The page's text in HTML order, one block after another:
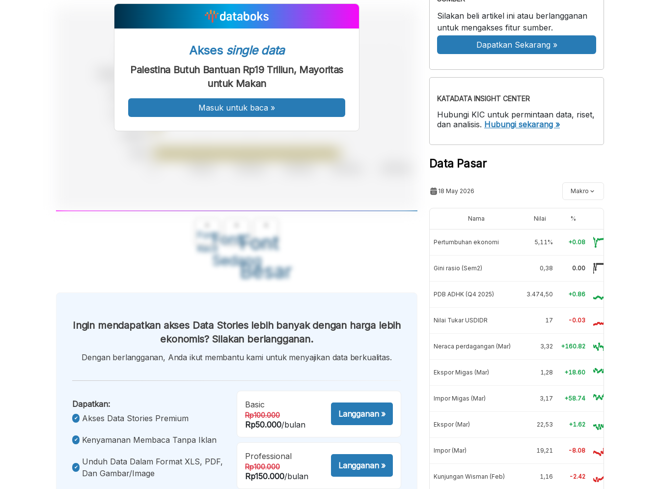
Font
Kecil
Font
Sedang
Font
Besar
Akses single data
Palestina Butuh Bantuan Rp19 Triliun, Mayoritas
untuk Makan
Masuk untuk baca »
Ingin mendapatkan akses Data Stories lebih banyak dengan harga lebih
ekonomis? Silakan berlangganan.
Dengan berlangganan, Anda ikut membantu kami untuk menyajikan data berkualitas.
Dapatkan:
Akses Data Stories Premium
Kenyamanan Membaca Tanpa Iklan
Unduh Data Dalam Format XLS, PDF,
Dan Gambar/image
Basic
Rp100.000
Rp50.000/bulan
Langganan»
Professional
Rp100.000
Rp150.000/bulan
Langganan»
Silakan beli artikel ini atau berlangganan
untuk mengakses fitur sumber.
Dapatkan Sekarang »
KATADATA INSIGHT CENTER
Hubungi KIC untuk permintaan data, riset,
dan analisis. Hubungi sekarang »
Data Pasar
18 May 2026 Makro
Nama Nilai %
Pertumbuhan ekonomi 5,11% +0.08
Gini rasio (Sem2) 0,38 0.00
PDB ADHK (Q4 2025) 3.474,50 +0.86
Nilai Tukar USDIDR 17 -0.03
Neraca perdagangan (Mar) 3,32 +160.82
Ekspor Migas (Mar) 1,28 +18.60
Impor Migas (Mar) 3,17 +58.74
Ekspor (Mar) 22,53 +1.62
Impor (Mar) 19,21 -8.08
Kunjungan Wisman (Feb) 1,16 -2.42